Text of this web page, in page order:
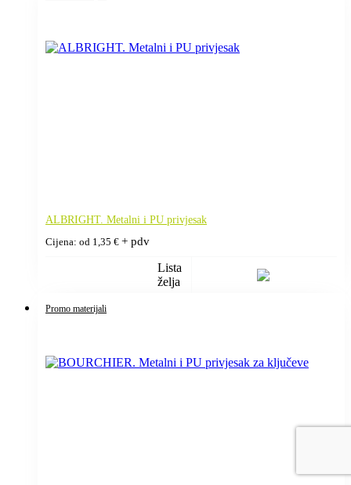
ALBRIGHT. Metalni i PU privjesak
Cijena: od 1,35 € + pdv
Lista
želja
Promo materijali